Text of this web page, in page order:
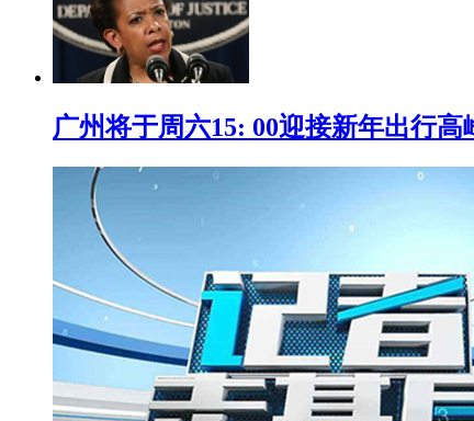
广州将于周六15: 00迎接新年出行